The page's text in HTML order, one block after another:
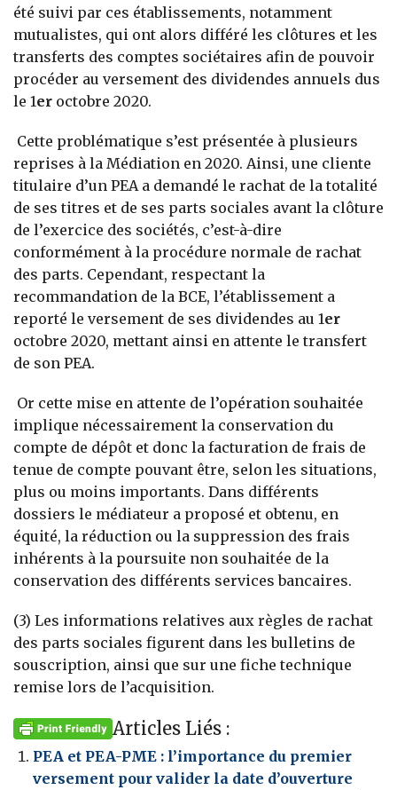
été suivi par ces établissements, notamment
mutualistes, qui ont alors différé les clôtures et les
transferts des comptes sociétaires afin de pouvoir
procéder au versement des dividendes annuels dus
le 1er octobre 2020.
Cette problématique s’est présentée à plusieurs
reprises à la Médiation en 2020. Ainsi, une cliente
titulaire d’un PEA a demandé le rachat de la totalité
de ses titres et de ses parts sociales avant la clôture
de l’exercice des sociétés, c’est-à-dire
conformément à la procédure normale de rachat
des parts. Cependant, respectant la
recommandation de la BCE, l’établissement a
reporté le versement de ses dividendes au 1er
octobre 2020, mettant ainsi en attente le transfert
de son PEA.
Or cette mise en attente de l’opération souhaitée
implique nécessairement la conservation du
compte de dépôt et donc la facturation de frais de
tenue de compte pouvant être, selon les situations,
plus ou moins importants. Dans différents
dossiers le médiateur a proposé et obtenu, en
équité, la réduction ou la suppression des frais
inhérents à la poursuite non souhaitée de la
conservation des différents services bancaires.
(3) Les informations relatives aux règles de rachat
des parts sociales figurent dans les bulletins de
souscription, ainsi que sur une fiche technique
remise lors de l’acquisition.
Articles Liés :
PEA et PEA-PME : l’importance du premier
versement pour valider la date d’ouverture